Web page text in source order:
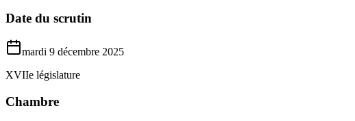
Date du scrutin
mardi 9 décembre 2025
XVIIe législature
Chambre